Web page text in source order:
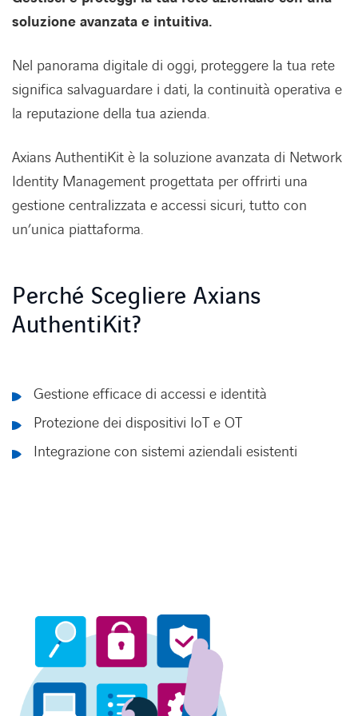
Lavora con noi
Contatti
Lavora con noi
Contatti
soluzione avanzata e intuitiva.
Nel panorama digitale di oggi, proteggere la tua rete
significa salvaguardare i dati, la continuità operativa e
la reputazione della tua azienda.
Axians AuthentiKit è la soluzione avanzata di Network
Identity Management progettata per offrirti una
gestione centralizzata e accessi sicuri, tutto con
un’unica piattaforma.
Perché Scegliere Axians
AuthentiKit?
Gestione efficace di accessi e identità
Protezione dei dispositivi IoT e OT
Integrazione con sistemi aziendali esistenti